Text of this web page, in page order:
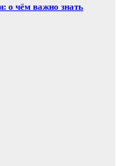
о чём важно знать